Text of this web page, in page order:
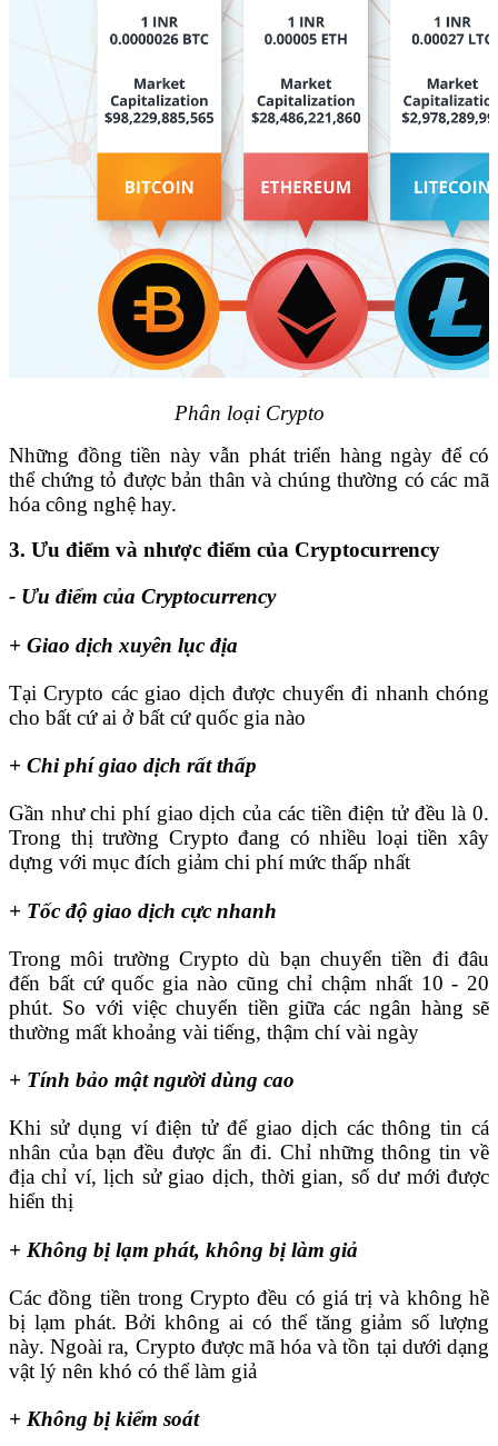
Phân loại Crypto
Những đồng tiền này vẫn phát triển hàng ngày để có
thể chứng tỏ được bản thân và chúng thường có các mã
hóa công nghệ hay.
3. Ưu điểm và nhược điểm của Cryptocurrency
- Ưu điểm của Cryptocurrency
+ Giao dịch xuyên lục địa
Tại Crypto các giao dịch được chuyển đi nhanh chóng
cho bất cứ ai ở bất cứ quốc gia nào
+ Chi phí giao dịch rất thấp
Gần như chi phí giao dịch của các tiền điện tử đều là 0.
Trong thị trường Crypto đang có nhiều loại tiền xây
dựng với mục đích giảm chi phí mức thấp nhất
+ Tốc độ giao dịch cực nhanh
Trong môi trường Crypto dù bạn chuyển tiền đi đâu
đến bất cứ quốc gia nào cũng chỉ chậm nhất 10 - 20
phút. So với việc chuyển tiền giữa các ngân hàng sẽ
thường mất khoảng vài tiếng, thậm chí vài ngày
+ Tính bảo mật người dùng cao
Khi sử dụng ví điện tử để giao dịch các thông tin cá
nhân của bạn đều được ẩn đi. Chỉ những thông tin về
địa chỉ ví, lịch sử giao dịch, thời gian, số dư mới được
hiển thị
+ Không bị lạm phát, không bị làm giả
Các đồng tiền trong Crypto đều có giá trị và không hề
bị lạm phát. Bởi không ai có thể tăng giảm số lượng
này. Ngoài ra, Crypto được mã hóa và tồn tại dưới dạng
vật lý nên khó có thể làm giả
+ Không bị kiểm soát